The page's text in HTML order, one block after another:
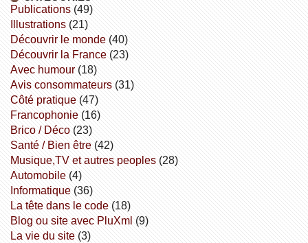
publications(49)
illustrations(21)
découvrir le monde(40)
découvrir la France(23)
avec humour(18)
avis consommateurs(31)
côté pratique(47)
Francophonie(16)
Brico / Déco(23)
Santé / Bien être(42)
Musique,TV et autres peoples(28)
Automobile(4)
informatique(36)
la tête dans le code(18)
Blog ou site avec PluXml (9)
la vie du site(3)